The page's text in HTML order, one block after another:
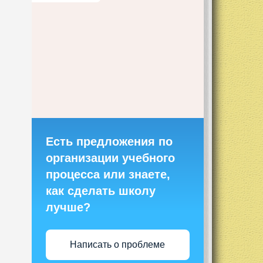
Есть предложения по
организации учебного
процесса или знаете,
как сделать школу
лучше?
Написать о проблеме